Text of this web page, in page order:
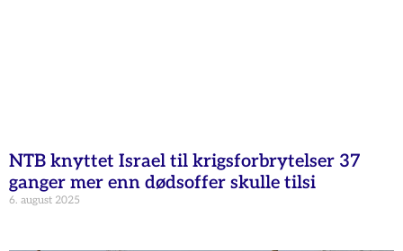
NTB knyttet Israel til krigsforbrytelser 37
ganger mer enn dødsoffer skulle tilsi
6. august 2025